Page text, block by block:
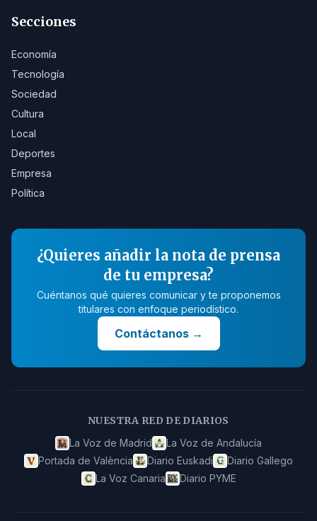
Secciones
Economía
Tecnología
Sociedad
Cultura
Local
Deportes
Empresa
Política
¿Quieres añadir la nota de prensa
de tu empresa?
Cuéntanos qué quieres comunicar y te proponemos
titulares con enfoque periodístico.
Contáctanos→
NUESTRA RED DE DIARIOS
La Voz de Madrid
La Voz de Andalucía
Portada de València
Diario Euskadi
Diario Gallego
La Voz Canaria
Diario PYME